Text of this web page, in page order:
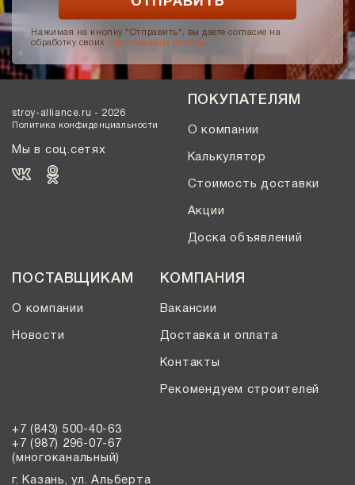
Нажимая на кнопку "Отправить", вы даете согласие на
обработку своих персональных данных
stroy-alliance.ru - 2026
Политика конфиденциальности
Мы в соц.сетях
ПОКУПАТЕЛЯМ
О компании
Калькулятор
Стоимость доставки
Акции
Доска объявлений
ПОСТАВЩИКАМ
О компании
Новости
КОМПАНИЯ
Вакансии
Доставка и оплата
Контакты
Рекомендуем строителей
+7 (843) 500-40-63
+7 (987) 296-07-67
(многоканальный)
г. Казань, ул. Альберта